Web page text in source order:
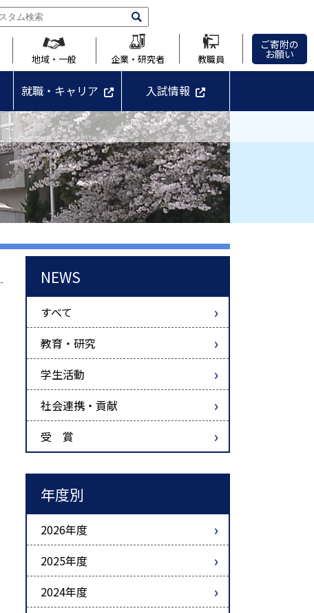
地域・一般 企業・研究者 教職員
ご寄附の
お願い
就職・キャリア 入試情報
NEWS
すべて
教育・研究
学生活動
社会連携・貢献
受 賞
年度別
2026年度
2025年度
2024年度